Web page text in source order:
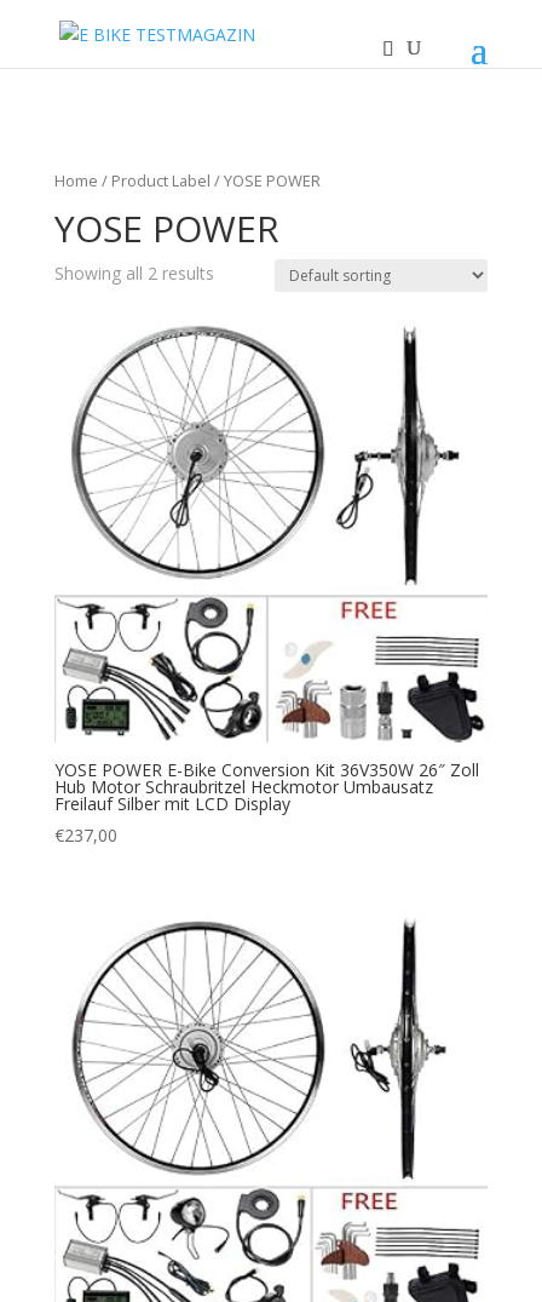
Home / Product Label / YOSE POWER
YOSE POWER
Showing all 2 results
YOSE POWER E-Bike Conversion Kit 36V350W 26″ Zoll
Hub Motor Schraubritzel Heckmotor Umbausatz
Freilauf Silber mit LCD Display
€237,00